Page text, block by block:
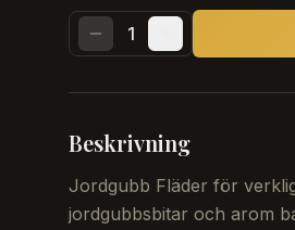
1
Beskrivning
Jordgubb Fläder för
jordgubbsbitar och arom